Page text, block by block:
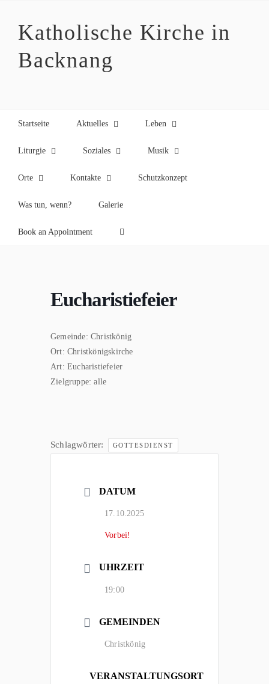
springenKatholische Kirche in
Backnang
Startseite Aktuelles Leben
Liturgie Soziales Musik
Orte Kontakte Schutzkonzept
Was tun, wenn? Galerie
Book an Appointment
Eucharistiefeier
Gemeinde: Christkönig
Ort: Christkönigskirche
Art: Eucharistiefeier
Zielgruppe:alle
Schlagwörter: GOTTESDIENST
DATUM
17.10.2025
Vorbei!
UHRZEIT
19:00
GEMEINDEN
Christkönig
VERANSTALTUNGSORT